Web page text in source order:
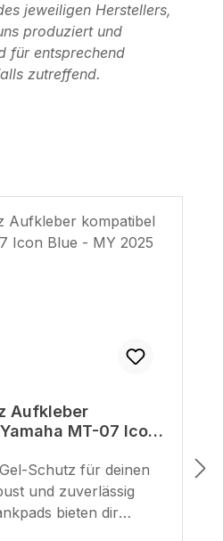
jeweiligen Herstellers,
produziert und
für entsprechend
zutreffend.
Aufkleber
MT-07 Icon
Schutz für deinen
und zuverlässig
bieten dir